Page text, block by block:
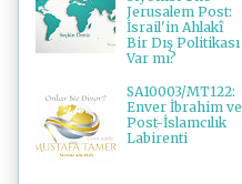
Jerusalem Post:
İsrail'in Ahlakî
Bir Dış Politikası
Var mı?
SA10003/MT122:
Enver İbrahim ve
Post-İslamcılık
Labirenti